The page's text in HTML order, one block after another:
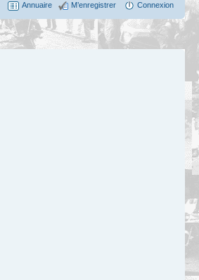
Annuaire M’enregistrer Connexion